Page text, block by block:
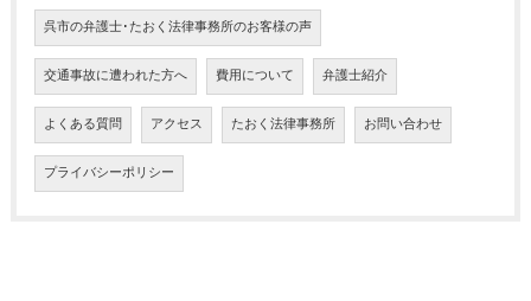
呉市の弁護士･たおく法律事務所のお客様の声
交通事故に遭われた方へ 費用について 弁護士紹介
よくある質問 アクセス たおく法律事務所 お問い合わせ
プライバシーポリシー